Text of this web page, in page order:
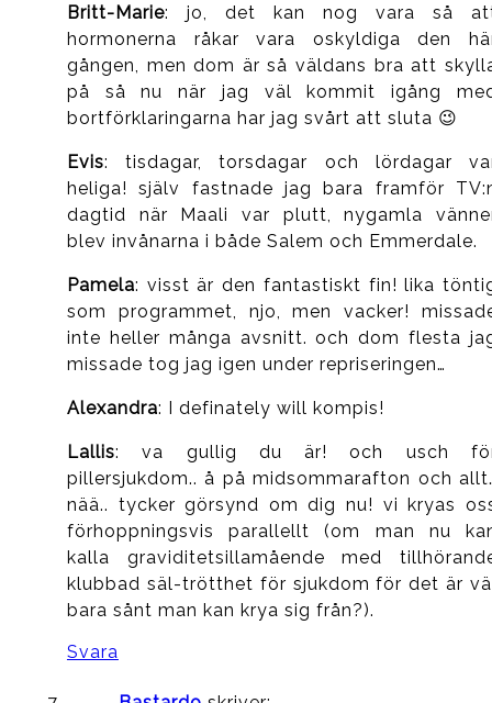
Britt-Marie: jo, det kan nog vara så
hormonerna råkar vara oskyldiga den
gången, men dom är så väldans bra att
på så nu när jag väl kommit igång
bortförklaringarna har jag svårt att sluta 😉
Evis: tisdagar, torsdagar och lördagar
heliga! själv fastnade jag bara framför
dagtid när Maali var plutt, nygamla
blev invånarna i både Salem och Emmerdale.
Pamela: visst är den fantastiskt fin! lika
som programmet, njo, men vacker!
inte heller många avsnitt. och dom flesta
missade tog jag igen under repriseringen…
Alexandra: I definately will kompis!
Lallis: va gullig du är! och usch
pillersjukdom.. å på midsommarafton och
nää.. tycker görsynd om dig nu! vi kryas
förhoppningsvis parallellt (om man nu
kalla graviditetsillamående med
klubbad säl-trötthet för sjukdom för det är
bara sånt man kan krya sig från?).
Svara